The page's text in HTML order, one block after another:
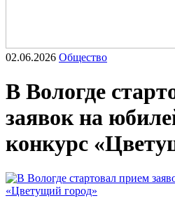
02.06.2026 Общество
В Вологде
заявок на
конкурс